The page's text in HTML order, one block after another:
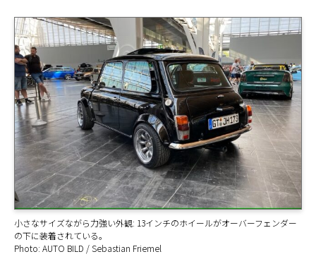
小さなサイズながら力強い外観: 13インチのホイールがオーバーフェンダー
の下に装着されている。
Photo: AUTO BILD / Sebastian Friemel